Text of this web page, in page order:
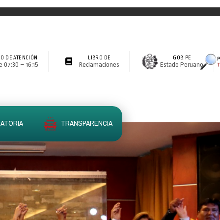
DE ATENCIÓN
07:30 – 16:15
LIBRO DE
Reclamaciones
GOB.PE
Estado Peruano
TRANSPARENCIA